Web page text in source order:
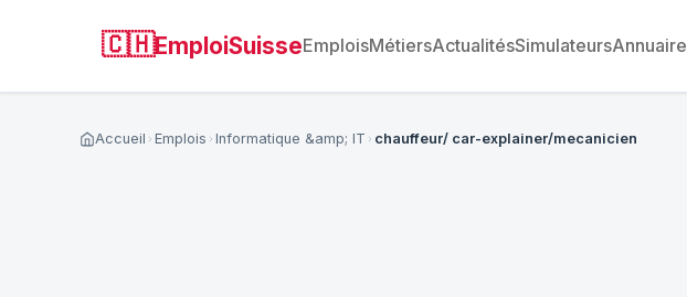
🇨🇭EmploiSuisseEmploisMétiersActualitésSimulateursAnnuaire
Accueil Emplois Informatique &amp; IT chauffeur/ car-explainer/mecanicien